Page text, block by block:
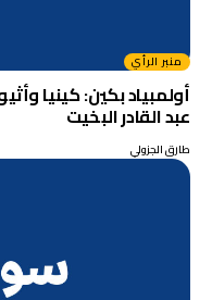
منبر الرأي
أولمبياد بكين: كينيا
عبد القادر البخيت
طارق الجزولي